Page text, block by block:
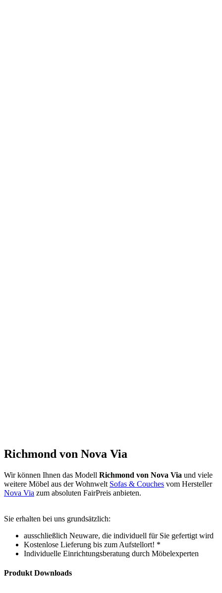
Richmond von Nova Via
Wir können Ihnen das Modell Richmond von Nova Via und viele
weitere Möbel aus der Wohnwelt Sofas & Couches vom Hersteller
Nova Via zum absoluten FairPreis anbieten.
Sie erhalten bei uns grundsätzlich:
ausschließlich Neuware, die individuell für Sie gefertigt wird
Kostenlose Lieferung bis zum Aufstellort! *
Individuelle Einrichtungsberatung durch Möbelexperten
Produkt Downloads